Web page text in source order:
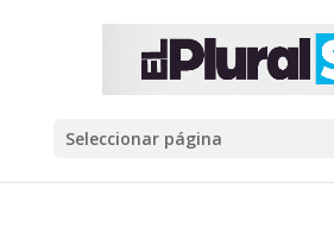
Seleccionar página